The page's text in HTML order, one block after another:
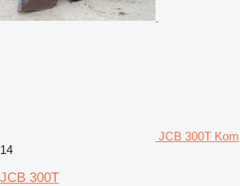
JCB 300T
14
JCB 300T